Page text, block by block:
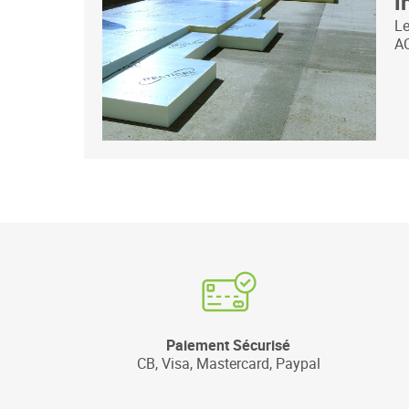
Paiement Sécurisé
CB, Visa, Mastercard, Paypal